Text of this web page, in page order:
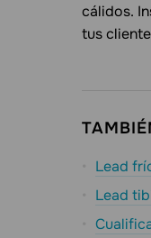
cálidos.
tus
Lead
Lead